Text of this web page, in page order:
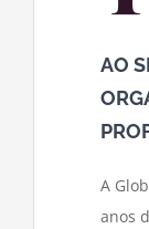
AO
A
anos